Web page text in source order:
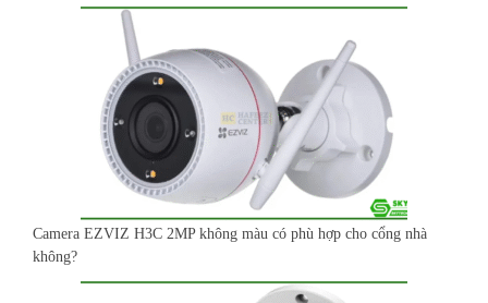
Camera EZVIZ H3C 2MP không màu có phù hợp cho cổng nhà
không?